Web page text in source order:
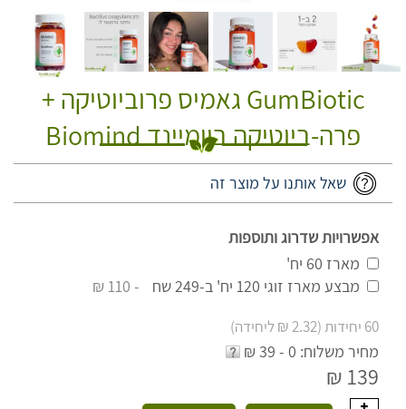
GumBiotic גאמיס פרוביוטיקה +
פרה-ביוטיקה ביומיינד Biomind
שאל אותנו על מוצר זה
אפשרויות שדרוג ותוספות
מארז 60 יח'
מבצע מארז זוגי 120 יח' ב-249 שח
- 110 ₪
60 יחידות (2.32 ₪ ליחידה)
מחיר משלוח: 0 - 39 ₪
139 ₪